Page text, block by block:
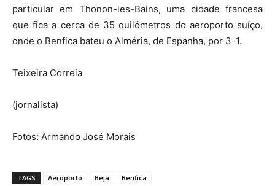
particular em Thonon-les-Bains, uma cidade francesa
que fica a cerca de 35 quilómetros do aeroporto suíço,
onde o Benfica bateu o Alméria, de Espanha, por 3-1.
Teixeira Correia
(jornalista)
Fotos: Armando José Morais
TAGS Aeroporto Beja Benfica